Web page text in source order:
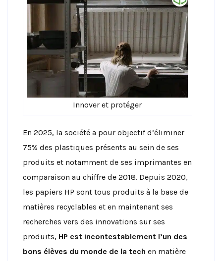
Innover et protéger
En 2025, la société a pour objectif d’éliminer
75% des plastiques présents au sein de ses
produits et notamment de ses imprimantes en
comparaison au chiffre de 2018. Depuis 2020,
les papiers HP sont tous produits à la base de
matières recyclables et en maintenant ses
recherches vers des innovations sur ses
produits, HP est incontestablement l’un des
bons élèves du monde de la tech en matière